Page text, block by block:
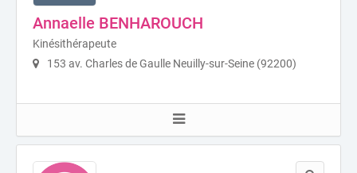
Annaelle BENHAROUCH
Kinésithérapeute
153 av. Charles de Gaulle Neuilly-sur-Seine (92200)